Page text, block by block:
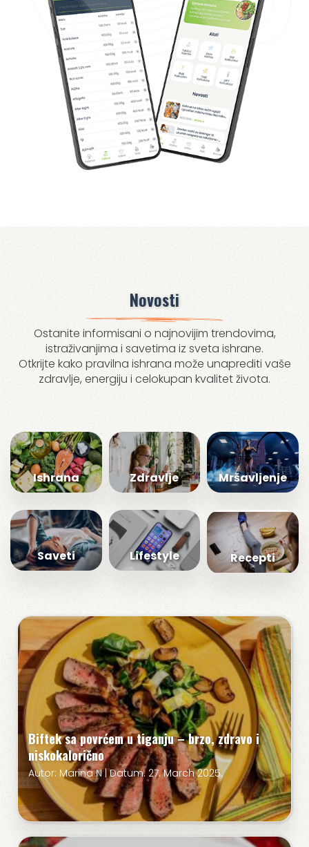
Novosti
Ostanite informisani o najnovijim trendovima,
istraživanjima i savetima iz sveta ishrane.
Otkrijte kako pravilna ishrana može unaprediti vaše
zdravlje, energiju i celokupan kvalitet života.
Ishrana Zdravlje Mršavljenje
Saveti Lifestyle Recepti
Biftek sa povrćem u tiganju – brzo, zdravo i
niskokalorično
Autor: Marina N | Datum: 27. March 2025.